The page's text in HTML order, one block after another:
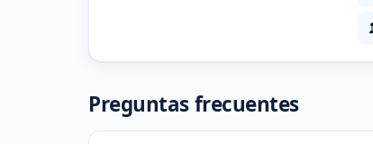
Preguntas frecuentes